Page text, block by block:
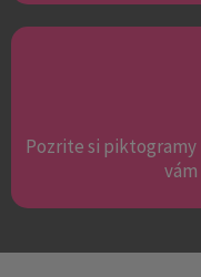
Pozrite si